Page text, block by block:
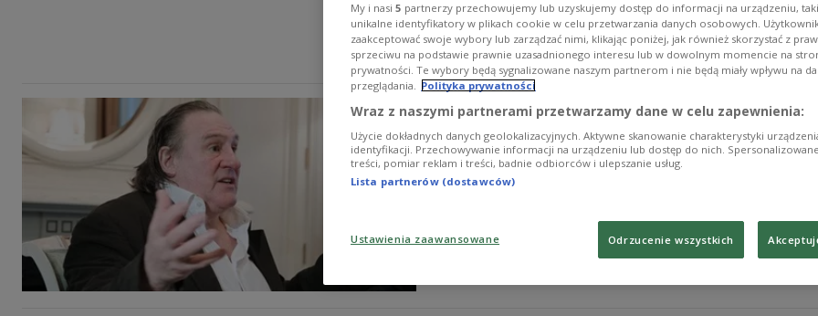
Depardieu głównym bohaterem
- Duża część francuskiego społeczeństwa jest
uważają, że ukazuje to jak Francja straciła rolę
Szymanowska, polska korespondentka Radia France
My i nasi 5 partnerzy przechowujemy lub uzyskujemy dostęp do informacji na urządzeniu,
unikalne identyfikatory w plikach cookie w celu przetwarzania danych osobowych.
zaakceptować swoje wybory lub zarządzać nimi, klikając poniżej, jak również skorzystać z
sprzeciwu na podstawie prawnie uzasadnionego interesu lub w dowolnym momencie na
prywatności. Te wybory będą sygnalizowane naszym partnerom i nie będą miały wpływu na
przeglądania. Polityka prywatności
Wraz z naszymi partnerami przetwarzamy dane w celu zapewnienia:
Użycie dokładnych danych geolokalizacyjnych. Aktywne skanowanie charakterystyki
identyfikacji. Przechowywanie informacji na urządzeniu lub dostęp do nich.
treści, pomiar reklam i treści, badnie odbiorców i ulepszanie usług.
Lista partnerów (dostawców)
Ustawienia zaawansowane Odrzucenie wszystkich